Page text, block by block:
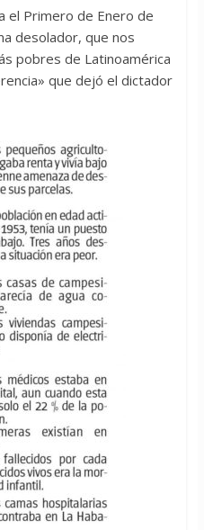
el Primero de Enero de
desolador, que nos
pobres de Latinoamérica
que dejó el dictador